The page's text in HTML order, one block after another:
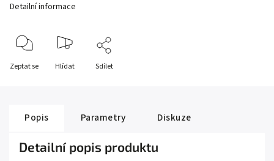
Detailní informace
Zeptat se Hlídat Sdílet
Popis Parametry Diskuze
Detailní popis produktu